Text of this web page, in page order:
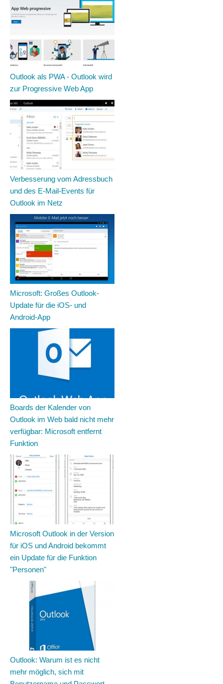
Outlook als PWA - Outlook wird
zur Progressive Web App
Verbesserung vom Adressbuch
und des E-Mail-Events für
Outlook im Netz
Microsoft: Großes Outlook-
Update für die iOS- und
Android-App
Boards der Kalender von
Outlook im Web bald nicht mehr
verfügbar: Microsoft entfernt
Funktion
Microsoft Outlook in der Version
für iOS und Android bekommt
ein Update für die Funktion
"Personen"
Outlook: Warum ist es nicht
mehr möglich, sich mit